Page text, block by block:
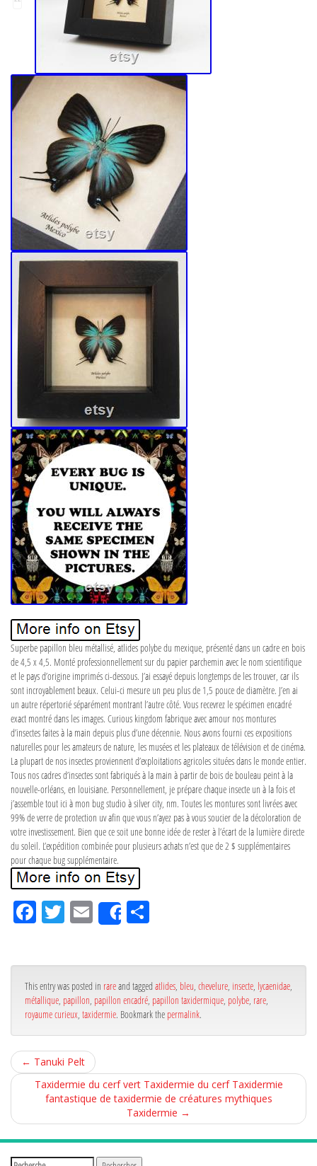
Superbe papillon bleu métallisé, atlides polybe du mexique, présenté dans un cadre en bois
de 4,5 x 4,5. Monté professionnellement sur du papier parchemin avec le nom scientifique
et le pays d’origine imprimés ci-dessous. J’ai essayé depuis longtemps de les trouver, car ils
sont incroyablement beaux. Celui-ci mesure un peu plus de 1,5 pouce de diamètre. J’en ai
un autre répertorié séparément montrant l’autre côté. Vous recevrez le spécimen encadré
exact montré dans les images. Curious kingdom fabrique avec amour nos montures
d’insectes faites à la main depuis plus d’une décennie. Nous avons fourni ces expositions
naturelles pour les amateurs de nature, les musées et les plateaux de télévision et de cinéma.
La plupart de nos insectes proviennent d’exploitations agricoles situées dans le monde entier.
Tous nos cadres d’insectes sont fabriqués à la main à partir de bois de bouleau peint à la
nouvelle-orléans, en louisiane. Personnellement, je prépare chaque insecte un à la fois et
j’assemble tout ici à mon bug studio à silver city, nm. Toutes les montures sont livrées avec
99% de verre de protection uv afin que vous n’ayez pas à vous soucier de la décoloration de
votre investissement. Bien que ce soit une bonne idée de rester à l’écart de la lumière directe
du soleil. L’expédition combinée pour plusieurs achats n’est que de 2 $ supplémentaires
pour chaque bug supplémentaire.
Fa
ce
ok
Tw
itt
Em
ail
Share
r
This entry was posted in rareand tagged atlides bleu chevelure insecte lycaenidae
métallique papillon papillon encadré papillon taxidermique polybe rare
royaume curieux taxidermie. Bookmark the permalink.
← Tanuki Pelt
Taxidermie du cerf vert Taxidermie du cerf Taxidermie
fantastique de taxidermie de créatures mythiques
Taxidermie →